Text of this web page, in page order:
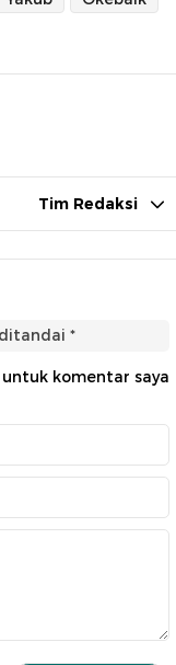
Tim Redaksi
*
komentar saya